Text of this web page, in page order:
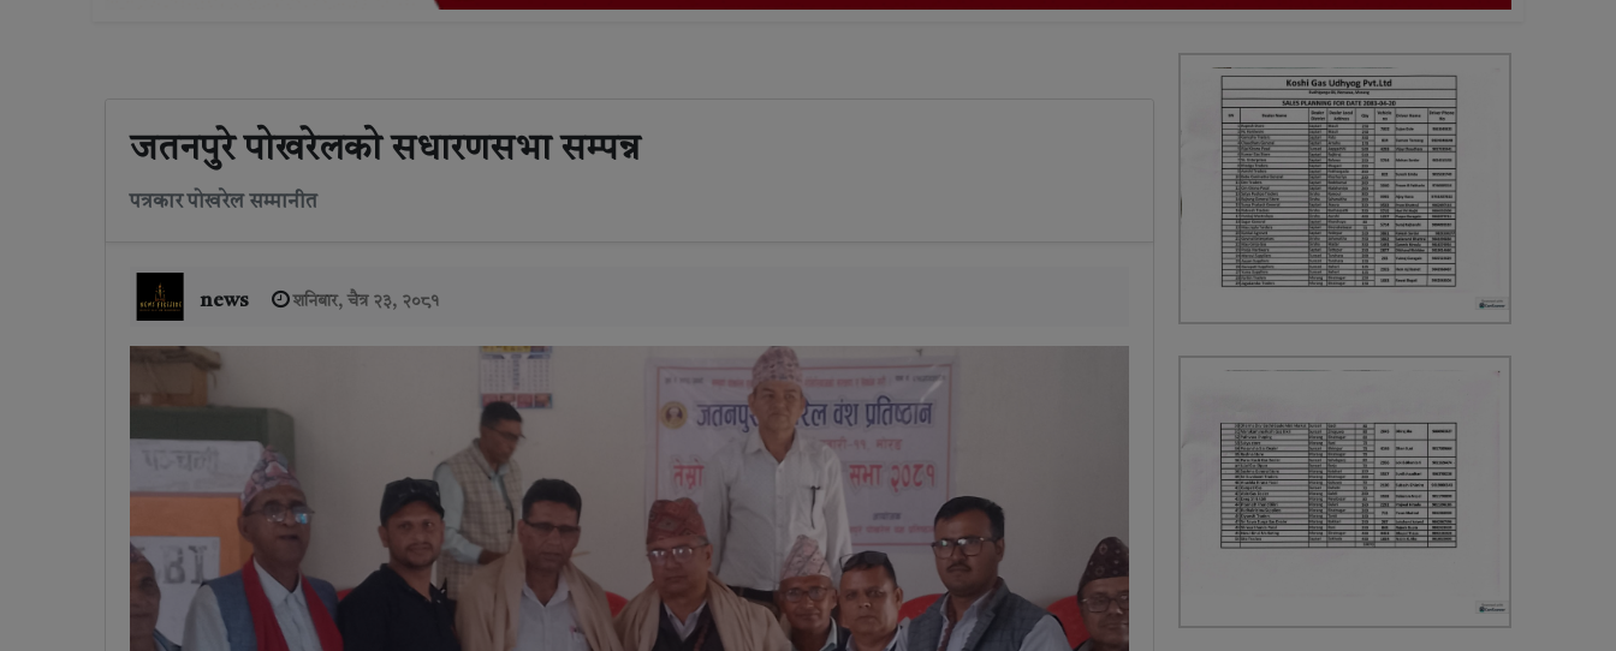
जतनपुरे पोखरेलको सधारणसभा सम्पन्न
पत्रकार पोखरेल सम्मानीत
news शनिबार, चैत्र २३, २०८१